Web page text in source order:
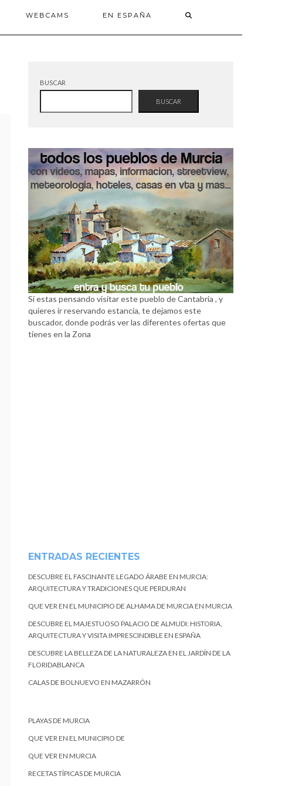
WEBCAMS EN ESPAÑA
BUSCAR
BUSCAR
Si estas pensando visitar este pueblo de Cantabria , y
quieres ir reservando estancia, te dejamos este
buscador, donde podrás ver las diferentes ofertas que
tienes en la Zona
ENTRADAS RECIENTES
DESCUBRE EL FASCINANTE LEGADO ÁRABE EN MURCIA:
ARQUITECTURA Y TRADICIONES QUE PERDURAN
QUE VER EN EL MUNICIPIO DE ALHAMA DE MURCIA EN MURCIA
DESCUBRE EL MAJESTUOSO PALACIO DE ALMUDI: HISTORIA,
ARQUITECTURA Y VISITA IMPRESCINDIBLE EN ESPAÑA
DESCUBRE LA BELLEZA DE LA NATURALEZA EN EL JARDÍN DE LA
FLORIDABLANCA
CALAS DE BOLNUEVO EN MAZARRÓN
PLAYAS DE MURCIA
QUE VER EN EL MUNICIPIO DE
QUE VER EN MURCIA
RECETAS TÍPICAS DE MURCIA